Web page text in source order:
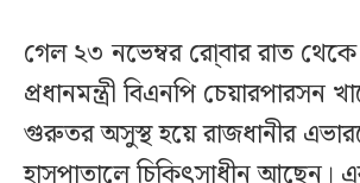
গেল ২৩ নভেম্বর রো্বার রাত
প্রধানমন্ত্রী বিএনপি চেয়ারপারসন
গুরুতর অসুস্থ হয়ে রাজধানীর